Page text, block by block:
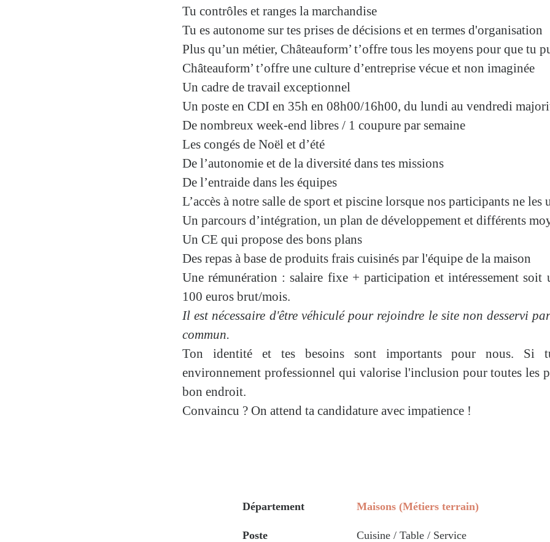
Tu contrôles et ranges la marchandise
Tu es autonome sur tes prises de décisions et en termes d'organisation
Plus qu’un métier, Châteauform’ t’offre tous les moyens pour que tu
Châteauform’ t’offre une culture d’entreprise vécue et non imaginée
Un cadre de travail exceptionnel
Un poste en CDI en 35h en 08h00/16h00, du lundi au vendredi
De nombreux week-end libres / 1 coupure par semaine
Les congés de Noël et d’été
De l’autonomie et de la diversité dans tes missions
De l’entraide dans les équipes
L’accès à notre salle de sport et piscine lorsque nos participants ne les
Un parcours d’intégration, un plan de développement et différents
Un CE qui propose des bons plans
Des repas à base de produits frais cuisinés par l'équipe de la maison
Une rémunération : salaire fixe + participation et intéressement
100 euros brut/mois.
Il est nécessaire d'être véhiculé pour rejoindre le site non desservi
commun.
Ton identité et tes besoins sont importants pour nous. Si
environnement professionnel qui valorise l'inclusion pour toutes les
bon endroit.
Convaincu ? On attend ta candidature avec impatience !
Département Maisons (Métiers terrain)
Poste Cuisine / Table / Service